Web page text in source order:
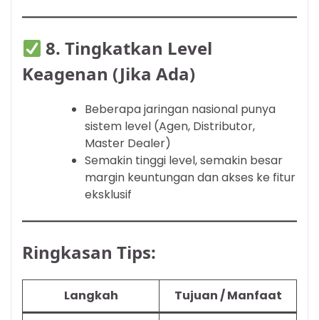
8.Tingkatkan Level
Keagenan (Jika Ada)
Beberapa jaringan nasional punya
sistem level (Agen, Distributor,
Master Dealer)
Semakin tinggi level, semakin besar
margin keuntungan dan akses ke fitur
eksklusif
Ringkasan Tips:
Langkah Tujuan / Manfaat